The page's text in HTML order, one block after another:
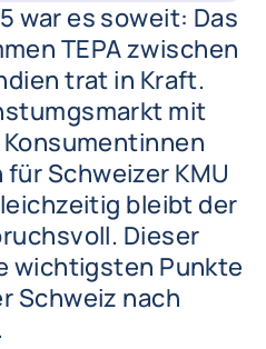
war es soweit: Das
TEPA zwischen
trat in Kraft.
mit
Schweizer KMU
bleibt der
Dieser
wichtigsten Punkte
Schweiz nach